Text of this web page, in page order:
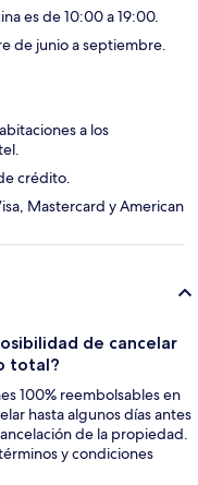
es de 10:00 a 19:00.
de junio a septiembre.
a los
crédito.
Mastercard y American
de cancelar
total?
100% reembolsables en
hasta algunos días antes
de la propiedad.
y condiciones